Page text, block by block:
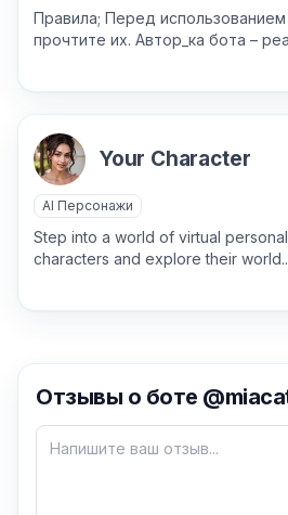
Как добавить бота?
Правила; Перед использованием
прочтите их. Автор_ка бота –
Your Character
AI Персонажи
Step into a world of virtual
characters and explore their
Отзывы о боте